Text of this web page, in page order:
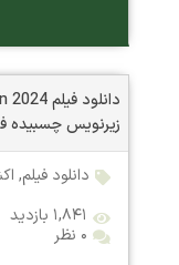
زیرنویس چسبیده
دانلود فیلم,
۱,۸۴۱ بازدید
۰ نظر